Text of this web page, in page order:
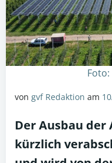
von gvf Redaktion am
Der Ausbau der
kürzlich